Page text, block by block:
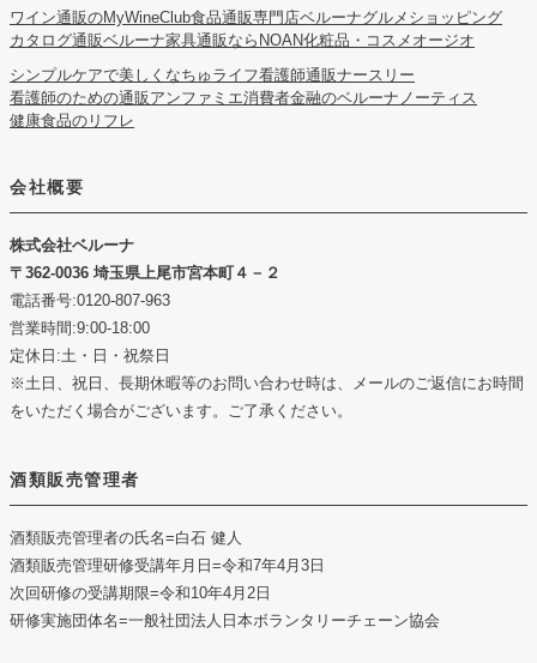
ワイン通販のMyWineClub食品通販専門店ベルーナグルメショッピング
カタログ通販ベルーナ家具通販ならNOAN化粧品・コスメオージオ
シンプルケアで美しくなちゅライフ看護師通販ナースリー
看護師のための通販アンファミエ消費者金融のベルーナノーティス
健康食品のリフレ
会社概要
株式会社ベルーナ
362-0036 埼玉県上尾市宮本町４－２
電話番号:0120-807-963
営業時間:9:00-18:00
定休日:土・日・祝祭日
※土日、祝日、長期休暇等のお問い合わせ時は、メールのご返信にお時間
をいただく場合がございます。ご了承ください。
酒類販売管理者
酒類販売管理者の氏名=白石 健人
酒類販売管理研修受講年月日=令和7年4月3日
次回研修の受講期限=令和10年4月2日
研修実施団体名=一般社団法人日本ボランタリーチェーン協会